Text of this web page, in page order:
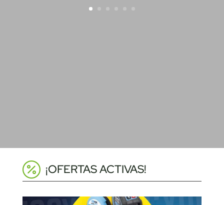
¡OFERTAS ACTIVAS!